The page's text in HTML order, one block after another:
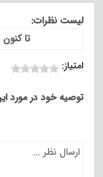
لیست نظرات:
تا
امتیاز:
توصیه خود در مورد